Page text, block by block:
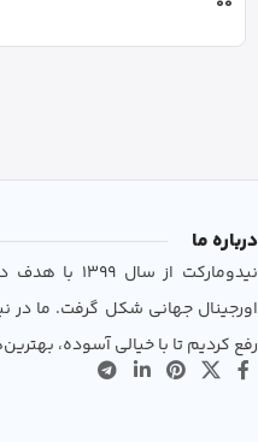
درباره ما
نیدومارکت
اورجینال جهانی شکل گرفت. ما در
رفع کردیم تا با خیالی آسوده،